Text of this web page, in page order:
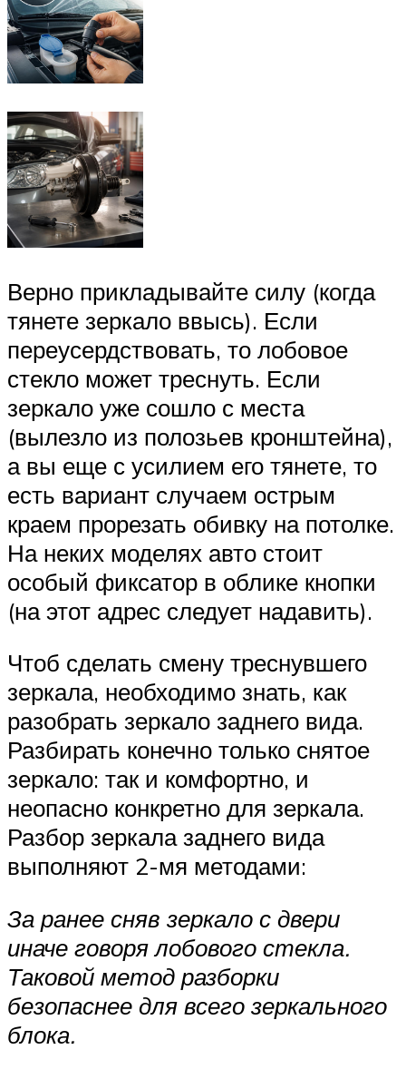
Верно прикладывайте силу (когда
тянете зеркало ввысь). Если
переусердствовать, то лобовое
стекло может треснуть. Если
зеркало уже сошло с места
(вылезло из полозьев кронштейна),
а вы еще с усилием его тянете, то
есть вариант случаем острым
краем прорезать обивку на потолке.
На неких моделях авто стоит
особый фиксатор в облике кнопки
(на этот адрес следует надавить).
Чтоб сделать смену треснувшего
зеркала, необходимо знать, как
разобрать зеркало заднего вида.
Разбирать конечно только снятое
зеркало: так и комфортно, и
неопасно конкретно для зеркала.
Разбор зеркала заднего вида
выполняют 2-мя методами:
За ранее сняв зеркало с двери
иначе говоря лобового стекла.
Таковой метод разборки
безопаснее для всего зеркального
блока.